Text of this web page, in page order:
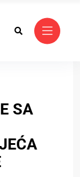
SA